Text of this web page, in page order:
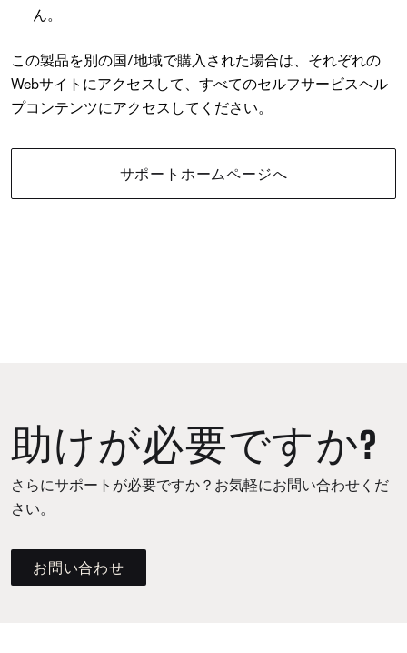
ん。
この製品を別の国/地域で購入された場合は、それぞれの
Webサイトにアクセスして、すべてのセルフサービスヘル
プコンテンツにアクセスしてください。
サポートホームページへ
助けが必要ですか?
さらにサポートが必要ですか？お気軽にお問い合わせくだ
さい。
お問い合わせ